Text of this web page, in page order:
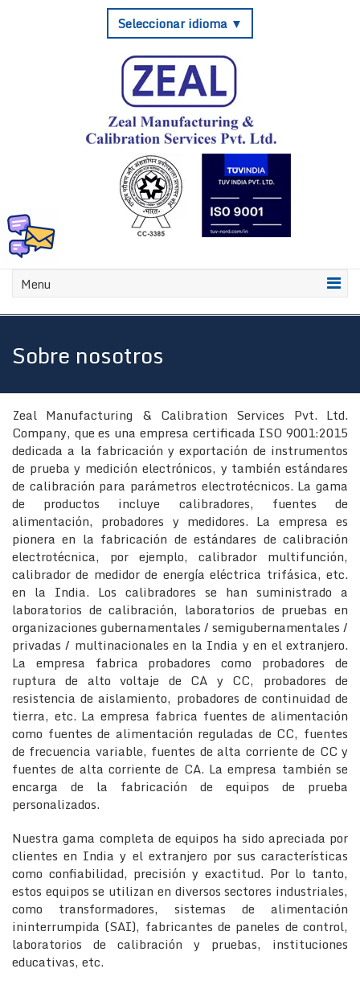
Seleccionar idioma ▼
Menu
Sobre nosotros
Zeal Manufacturing & Calibration Services Pvt. Ltd.
Company, que es una empresa certificada ISO 9001:2015
dedicada a la fabricación y exportación de instrumentos
de prueba y medición electrónicos, y también estándares
de calibración para parámetros electrotécnicos. La gama
de productos incluye calibradores, fuentes de
alimentación, probadores y medidores. La empresa es
pionera en la fabricación de estándares de calibración
electrotécnica, por ejemplo, calibrador multifunción,
calibrador de medidor de energía eléctrica trifásica, etc.
en la India. Los calibradores se han suministrado a
laboratorios de calibración, laboratorios de pruebas en
organizaciones gubernamentales / semigubernamentales /
privadas / multinacionales en la India y en el extranjero.
La empresa fabrica probadores como probadores de
ruptura de alto voltaje de CA y CC, probadores de
resistencia de aislamiento, probadores de continuidad de
tierra, etc. La empresa fabrica fuentes de alimentación
como fuentes de alimentación reguladas de CC, fuentes
de frecuencia variable, fuentes de alta corriente de CC y
fuentes de alta corriente de CA. La empresa también se
encarga de la fabricación de equipos de prueba
personalizados.
Nuestra gama completa de equipos ha sido apreciada por
clientes en India y el extranjero por sus características
como confiabilidad, precisión y exactitud. Por lo tanto,
estos equipos se utilizan en diversos sectores industriales,
como transformadores, sistemas de alimentación
ininterrumpida (SAI), fabricantes de paneles de control,
laboratorios de calibración y pruebas, instituciones
educativas, etc.